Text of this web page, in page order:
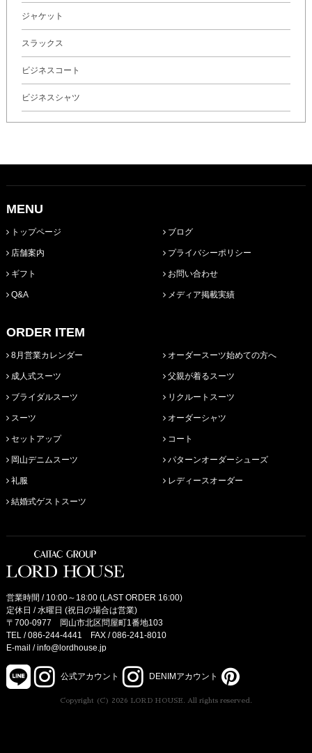
ジャケット
スラックス
ビジネスコート
ビジネスシャツ
MENU
トップページ
店舗案内
ギフト
Q&A
ブログ
プライバシーポリシー
お問い合わせ
メディア掲載実績
ORDER ITEM
8月営業カレンダー
成人式スーツ
ブライダルスーツ
スーツ
セットアップ
岡山デニムスーツ
礼服
結婚式ゲストスーツ
オーダースーツ始めての方へ
父親が着るスーツ
リクルートスーツ
オーダーシャツ
コート
パターンオーダーシューズ
レディースオーダー
営業時間 / 10:00～18:00 (LAST ORDER 16:00)
定休日 / 水曜日 (祝日の場合は営業)
〒700-0977 岡山市北区問屋町1番地103
TEL /086-244-4441 FAX / 086-241-8010
E-mail /info@lordhouse.jp
公式アカウント DENIMアカウント
Copyright (C) 2026 LORD HOUSE. All rights reserved.